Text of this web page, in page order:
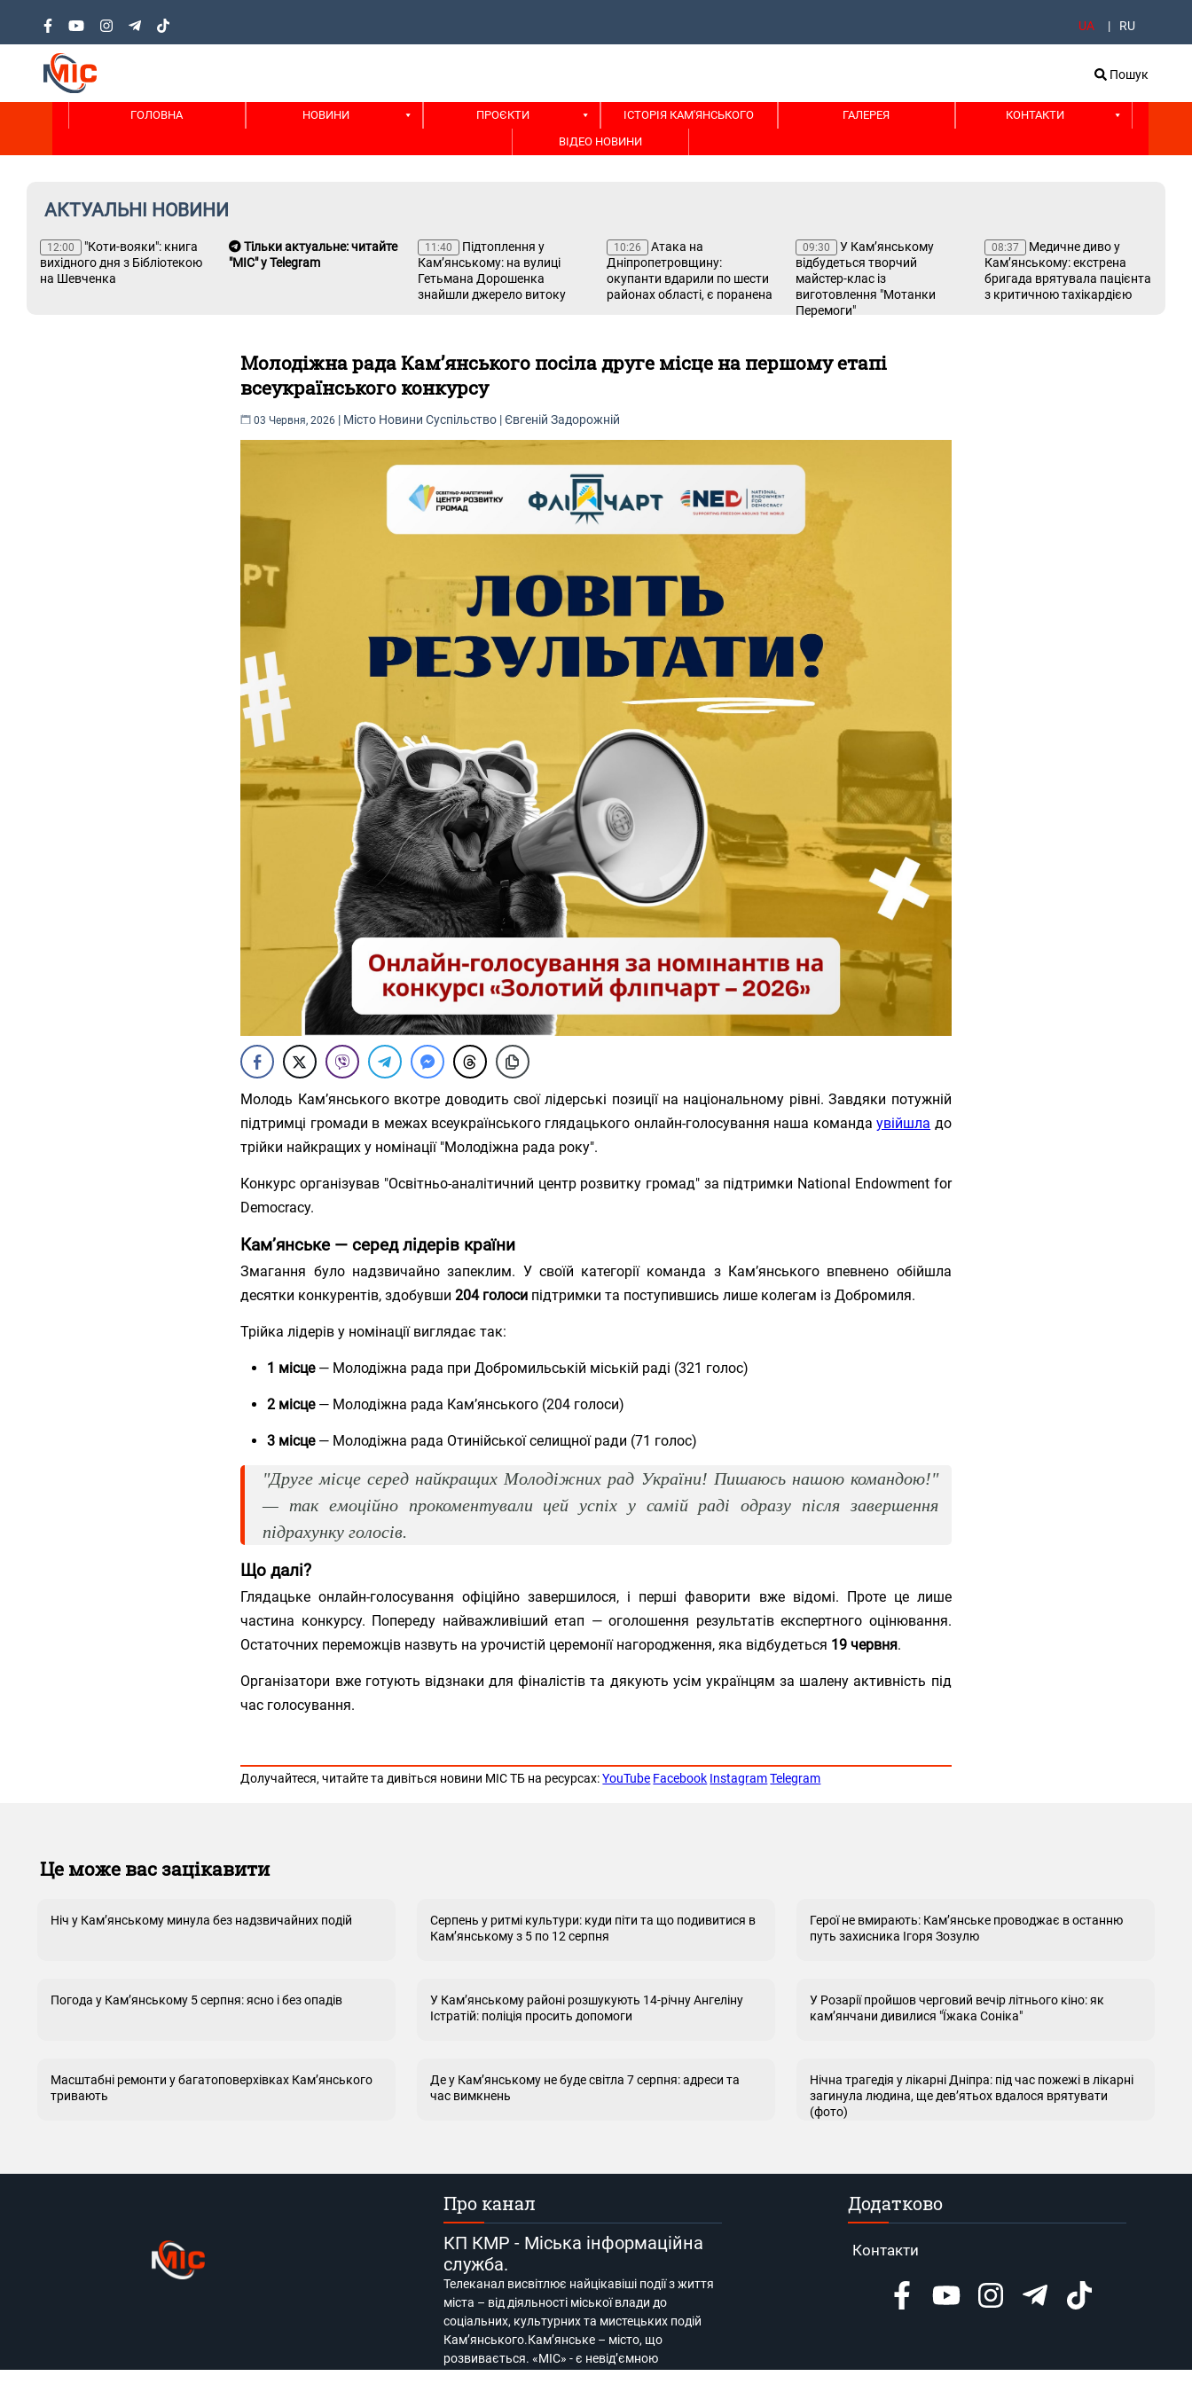
UA RU
Пошук
ГОЛОВНА НОВИНИ ПРОЄКТИ ІСТОРІЯ КАМ'ЯНСЬКОГО ГАЛЕРЕЯ
КОНТАКТИ
ВІДЕО НОВИНИ
АКТУАЛЬНІ НОВИНИ
12:00
"Коти-вояки": книга
вихідного дня з Бібліотекою
на Шевченка
Тільки актуальне: читайте
"МІС" у Telegram
11:40
Підтоплення у
Кам’янському: на вулиці
Гетьмана Дорошенка
знайшли джерело витоку
10:26
Атака на
Дніпропетровщину:
окупанти вдарили по шести
районах області, є поранена
09:30
У Кам’янському
відбудеться творчий
майстер-клас із
виготовлення "Мотанки
Перемоги"
08:37
Медичне диво у
Кам’янському: екстрена
бригада врятувала пацієнта
з критичною тахікардією
Молодіжна рада Кам’янського посіла друге місце на першому етапі
всеукраїнського конкурсу
03 Червня, 2026 | Місто Новини Суспільство |Євгеній Задорожній
Молодь Кам’янського вкотре доводить свої лідерські позиції на національному рівні. Завдяки потужній
підтримці громади в межах всеукраїнського глядацького онлайн-голосування наша командаувійшла до
трійки найкращих у номінації "Молодіжна рада року".
Конкурс організував "Освітньо-аналітичний центр розвитку громад" за підтримки National Endowment for
Democracy.
Кам’янське — серед лідерів країни
Змагання було надзвичайно запеклим. У своїй категорії команда з Кам’янського впевнено обійшла
десятки конкурентів, здобувши204 голоси підтримки та поступившись лише колегам із Добромиля.
Трійка лідерів у номінації виглядає так:
1 місце— Молодіжна рада при Добромильській міській раді (321 голос)
2 місце— Молодіжна рада Камʼянського (204 голоси)
3 місце— Молодіжна рада Отинійської селищної ради (71 голос)
"Друге місце серед найкращих Молодіжних рад України! Пишаюсь нашою командою!"
— так емоційно прокоментували цей успіх у самій раді одразу після завершення
підрахунку голосів.
Що далі?
Глядацьке онлайн-голосування офіційно завершилося, і перші фаворити вже відомі. Проте це лише
частина конкурсу. Попереду найважливіший етап — оголошення результатів експертного оцінювання.
Остаточних переможців назвуть на урочистій церемонії нагородження, яка відбудеться 19 червня.
Організатори вже готують відзнаки для фіналістів та дякують усім українцям за шалену активність під
час голосування.
Долучайтеся, читайте та дивіться новини МІС ТБ на ресурсах:YouTube Facebook Instagram Telegram
Це може вас зацікавити
Ніч у Кам’янському минула без надзвичайних подій
Серпень у ритмі культури: куди піти та що подивитися в
Кам’янському з 5 по 12 серпня
Герої не вмирають: Кам’янське проводжає в останню
путь захисника Ігоря Зозулю
Погода у Кам’янському 5 серпня: ясно і без опадів
У Кам’янському районі розшукують 14-річну Ангеліну
Істратій: поліція просить допомоги
У Розарії пройшов черговий вечір літнього кіно: як
кам’янчани дивилися "Їжака Соніка"
Масштабні ремонти у багатоповерхівках Кам’янського
тривають
Де у Кам’янському не буде світла 7 серпня: адреси та
час вимкнень
Нічна трагедія у лікарні Дніпра: під час пожежі в лікарні
загинула людина, ще дев’ятьох вдалося врятувати
(фото)
Про канал
КП КМР - Міська інформаційна
служба.
Телеканал висвітлює найцікавіші події з життя
міста – від діяльності міської влади до
соціальних, культурних та мистецьких подій
Кам’янського.Кам’янське – місто, що
розвивається. «МІС» - є невід’ємною
Додатково
Контакти